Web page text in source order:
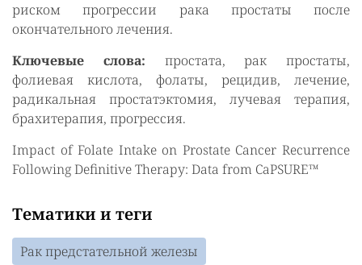
риском прогрессии рака простаты после
окончательного лечения.
Ключевые слова: простата, рак простаты,
фолиевая кислота, фолаты, рецидив, лечение,
радикальная простатэктомия, лучевая терапия,
брахитерапия, прогрессия.
Impact of Folate Intake on Prostate Cancer Recurrence
Following Definitive Therapy: Data from CaPSURE™
Тематики и теги
Рак предстательной железы